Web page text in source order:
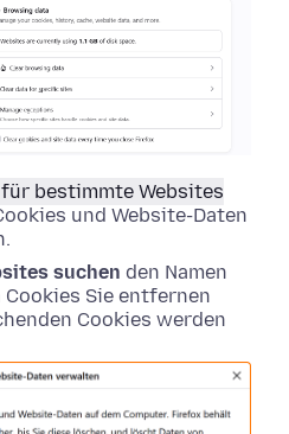
bestimmte Websites
und Website-Daten
suchen den Namen
Sie entfernen
Cookies werden